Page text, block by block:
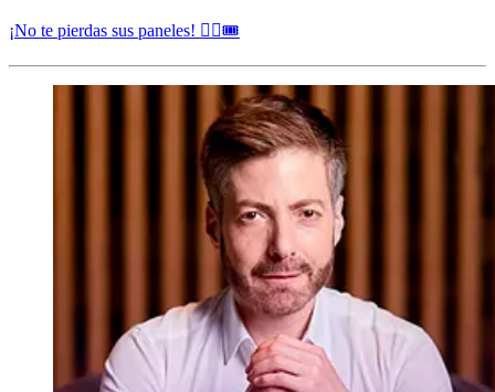
¡No te pierdas sus paneles! 👉🏻🎟️